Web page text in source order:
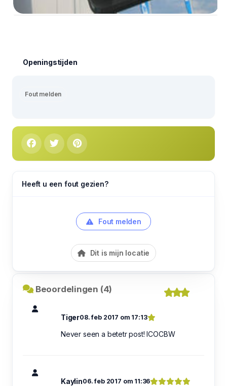
Openingstijden
Fout melden
Heeft u een fout gezien?
Fout melden
Dit is mijn locatie
Beoordelingen (4)
Tiger08. feb 2017 om 17:13
Never seen a betetr post! ICOCBW
Kaylin06. feb 2017 om 11:36